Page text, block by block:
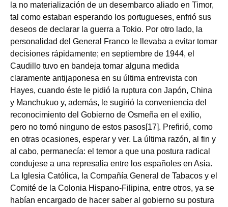
la no materialización de un desembarco aliado en Timor,
tal como estaban esperando los portugueses, enfrió sus
deseos de declarar la guerra a Tokio. Por otro lado, la
personalidad del General Franco le llevaba a evitar tomar
decisiones rápidamente; en septiembre de 1944, el
Caudillo tuvo en bandeja tomar alguna medida
claramente antijaponesa en su última entrevista con
Hayes, cuando éste le pidió la ruptura con Japón, China
y Manchukuo y, además, le sugirió la conveniencia del
reconocimiento del Gobierno de Osmeña en el exilio,
pero no tomó ninguno de estos pasos[17]. Prefirió, como
en otras ocasiones, esperar y ver. La última razón, al fin y
al cabo, permanecía: el temor a que una postura radical
condujese a una represalia entre los españoles en Asia.
La Iglesia Católica, la Compañía General de Tabacos y el
Comité de la Colonia Hispano-Filipina, entre otros, ya se
habían encargado de hacer saber al gobierno su postura